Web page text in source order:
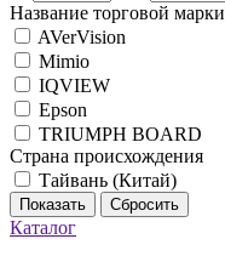
Название торговой марки
AVerVision
Mimio
IQVIEW
Epson
TRIUMPH BOARD
Страна происхождения
Тайвань (Китай)
Показать Сбросить
Каталог